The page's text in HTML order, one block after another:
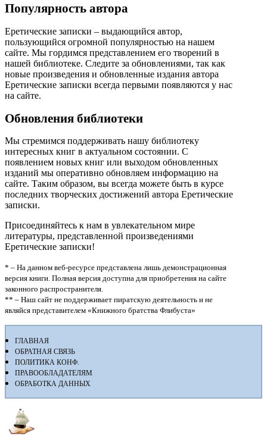
Популярность автора
Еретические записки – выдающийся автор,
пользующийся огромной популярностью на нашем
сайте. Мы гордимся представлением его творений в
нашей библиотеке. Следите за обновлениями, так как
новые произведения и обновленные издания автора
Еретические записки всегда первыми появляются у нас
на сайте.
Обновления библиотеки
Мы стремимся поддерживать нашу библиотеку
интересных книг в актуальном состоянии. С
появлением новых книг или выходом обновленных
изданий мы оперативно обновляем информацию на
сайте. Таким образом, вы всегда можете быть в курсе
последних творческих достижений автора Еретические
записки.
Присоединяйтесь к нам в увлекательном мире
литературы, представленной произведениями
Еретические записки!
* – На данном веб-ресурсе представлена лишь демонстрационная
версия книги. Полная версия доступна для приобретения на сайте
законного распространителя.
** – Наш сайт не поддерживает пиратскую деятельность и не
являйся представителем «Книжного братства Флибуста»
ГЛАВНАЯ
ОБРАТНАЯ СВЯЗЬ
ПОЛИТИКА КОНФ.
ПРАВООБЛАДАТЕЛЯМ
ОБРАБОТКА ДАННЫХ